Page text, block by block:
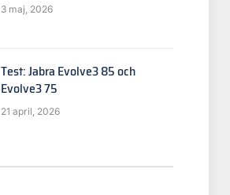
3 maj, 2026
Test: Jabra Evolve3 85 och
Evolve3 75
21 april, 2026